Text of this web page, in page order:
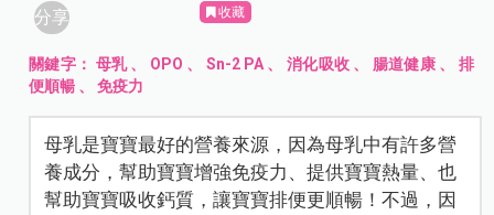
分享 收藏
關鍵字： 母乳、 OPO 、 Sn-2 PA 、 消化吸收 、 腸道健康 、 排
便順暢 、免疫力
母乳是寶寶最好的營養來源，因為母乳中有許多營
養成分，幫助寶寶增強免疫力、提供寶寶熱量、也
幫助寶寶吸收鈣質，讓寶寶排便更順暢！不過，因